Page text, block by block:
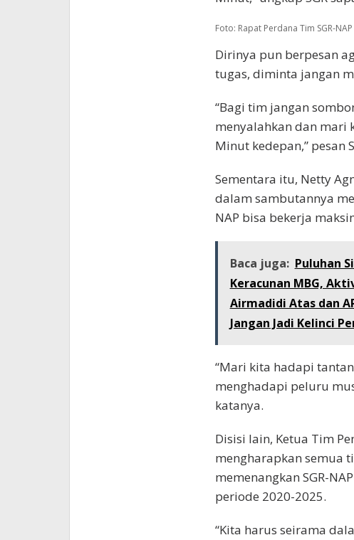
Foto: Rapat Perdana Tim SGR-
Dirinya pun berpesan
tugas, diminta jangan
“Bagi tim jangan
menyalahkan dan mari
Minut kedepan,” pesan
Sementara itu, Netty
dalam sambutannya
NAP bisa bekerja
Baca juga: Puluhan
Keracunan MBG,
Airmadidi Atas dan
Jangan Jadi Kelinci
“Mari kita hadapi
menghadapi peluru
katanya.
Disisi lain, Ketua Tim
mengharapkan semua
memenangkan SGR-
periode 2020-2025.
“Kita harus seirama